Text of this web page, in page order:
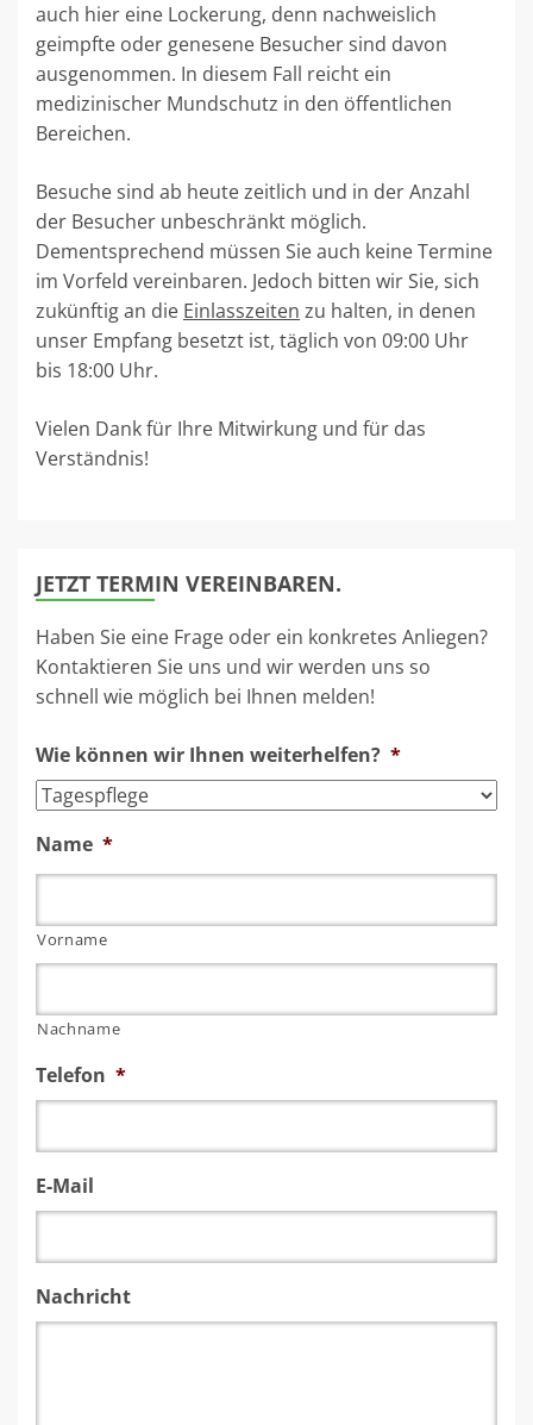
auch hier eine Lockerung, denn nachweislich
geimpfte oder genesene Besucher sind davon
ausgenommen. In diesem Fall reicht ein
medizinischer Mundschutz in den öffentlichen
Bereichen.
Besuche sind ab heute zeitlich und in der Anzahl
der Besucher unbeschränkt möglich.
Dementsprechend müssen Sie auch keine Termine
im Vorfeld vereinbaren. Jedoch bitten wir Sie, sich
zukünftig an die Einlasszeiten zu halten, in denen
unser Empfang besetzt ist, täglich von 09:00 Uhr
bis 18:00 Uhr.
Vielen Dank für Ihre Mitwirkung und für das
Verständnis!
JETZT TERMIN VEREINBAREN.
Haben Sie eine Frage oder ein konkretes Anliegen?
Kontaktieren Sie uns und wir werden uns so
schnell wie möglich bei Ihnen melden!
Wie können wir Ihnen weiterhelfen? *
Name *
Vorname
Nachname
Telefon *
E-Mail
Nachricht